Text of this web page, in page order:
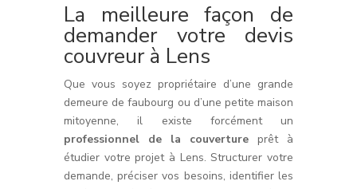
La meilleure façon de
demander votre devis
couvreur à Lens
Que vous soyez propriétaire d’une grande
demeure de faubourg ou d’une petite maison
mitoyenne, il existe forcément un
professionnel de la couverture prêt à
étudier votre projet à Lens. Structurer votre
demande, préciser vos besoins, identifier les